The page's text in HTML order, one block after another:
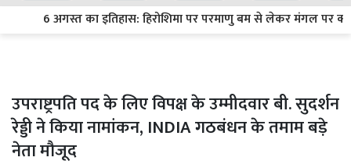
6 अगस्त का इतिहास: हिरोशिमा पर परमाणु बम से लेकर मंगल पर
उपराष्ट्रपति पद के लिए विपक्ष के उम्मीदवार बी. सुदर्शन
रेड्डी ने किया नामांकन, INDIA गठबंधन के तमाम बड़े
नेता मौजूद